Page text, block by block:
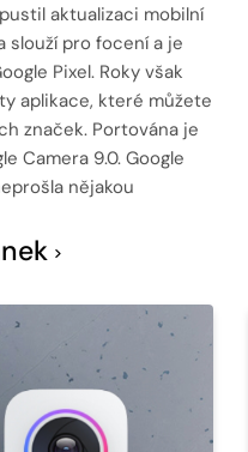
aktualizaci mobilní
slouží pro focení a je
Pixel. Roky však
aplikace, které můžete
značek. Portována je
Camera 9.0. Google
nějakou